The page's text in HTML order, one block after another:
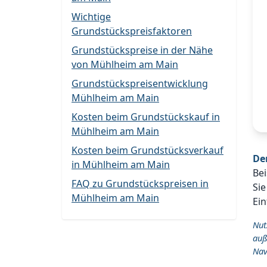
Wichtige
Grundstückspreisfaktoren
Grundstückspreise in der Nähe
von Mühlheim am Main
Grundstückspreisentwicklung
Mühlheim am Main
Kosten beim Grundstückskauf in
Mühlheim am Main
Kosten beim Grundstücksverkauf
in Mühlheim am Main
FAQ zu Grundstückspreisen in
Mühlheim am Main